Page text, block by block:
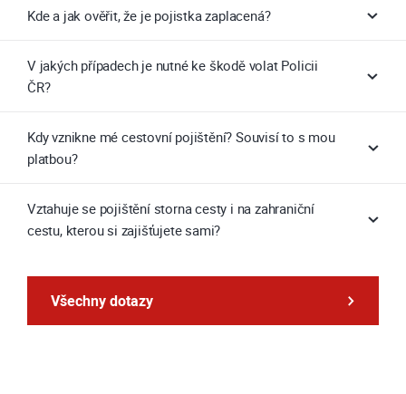
Kde a jak ověřit, že je pojistka zaplacená?
V jakých případech je nutné ke škodě volat Policii
ČR?
Kdy vznikne mé cestovní pojištění? Souvisí to s mou
platbou?
Vztahuje se pojištění storna cesty i na zahraniční
cestu, kterou si zajišťujete sami?
Všechny dotazy